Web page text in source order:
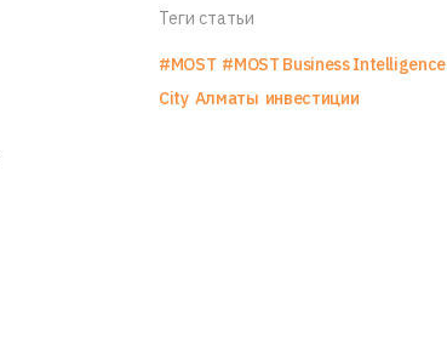
Теги статьи
#MOST #MOST Business Intelligence
City Алматы инвестиции